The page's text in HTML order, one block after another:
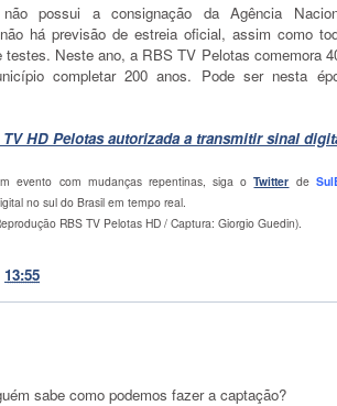
possui a consignação da Agência
há previsão de estreia oficial, assim como
Neste ano, a RBS TV Pelotas comemora
completar 200 anos. Pode ser nesta
HD Pelotas autorizada a transmitir sinal
evento com mudanças repentinas, siga oTwitter de
no sul do Brasil em tempo real.
RBS TV Pelotas HD / Captura: Giorgio Guedin).
13:55
sabe como podemos fazer a captação?